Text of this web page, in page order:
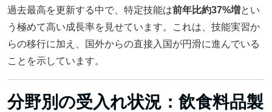
過去最高を更新する中で、特定技能は前年比約37%増とい
う極めて高い成長率を見せています。これは、技能実習か
らの移行に加え、国外からの直接入国が円滑に進んでいる
ことを示しています。
分野別の受入れ状況：飲食料品製